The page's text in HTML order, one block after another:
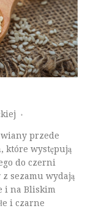
♦
przede
które występują
do czerni
sezamu wydają
i na Bliskim
i czarne